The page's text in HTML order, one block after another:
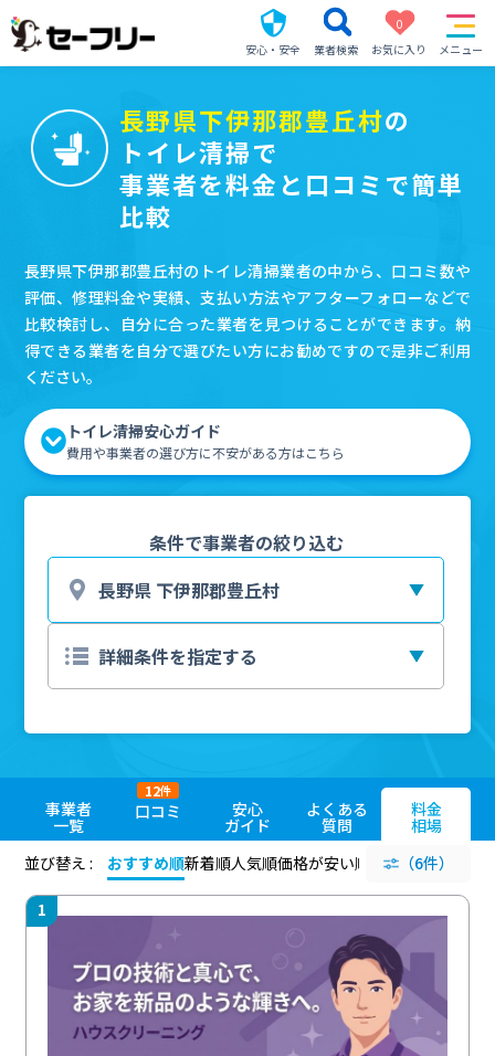
安心・安全 業者検索
0
お気に入り
メニュー
長野県下伊那郡豊丘村の
トイレ清掃で
事業者を料金と口コミで簡単
比較
長野県下伊那郡豊丘村のトイレ清掃業者の中から、口コミ数や
評価、修理料金や実績、支払い方法やアフターフォローなどで
比較検討し、自分に合った業者を見つけることができます。納
得できる業者を自分で選びたい方にお勧めですので是非ご利用
ください。
トイレ清掃安心ガイド
費用や事業者の選び方に不安がある方はこちら
条件で事業者の絞り込む
事業者
一覧
口コミ
12件
安心
ガイド
よくある
質問
料金
相場
並び替え :
おすすめ順新着順人気順価格が安い順 評価が高い順
（6件）
1